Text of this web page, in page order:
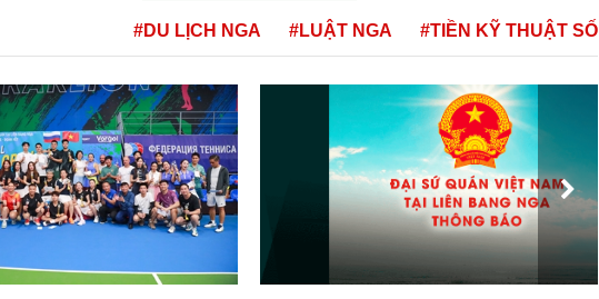
#DU LỊCH NGA #LUẬT NGA #TIỀN KỸ THUẬT SỐ